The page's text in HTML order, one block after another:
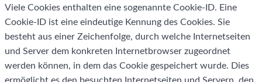
Viele Cookies enthalten eine sogenannte Cookie-ID. Eine
Cookie-ID ist eine eindeutige Kennung des Cookies. Sie
besteht aus einer Zeichenfolge, durch welche Internetseiten
und Server dem konkreten Internetbrowser zugeordnet
werden können, in dem das Cookie gespeichert wurde. Dies
ermöglicht es den besuchten Internetseiten und Servern, den